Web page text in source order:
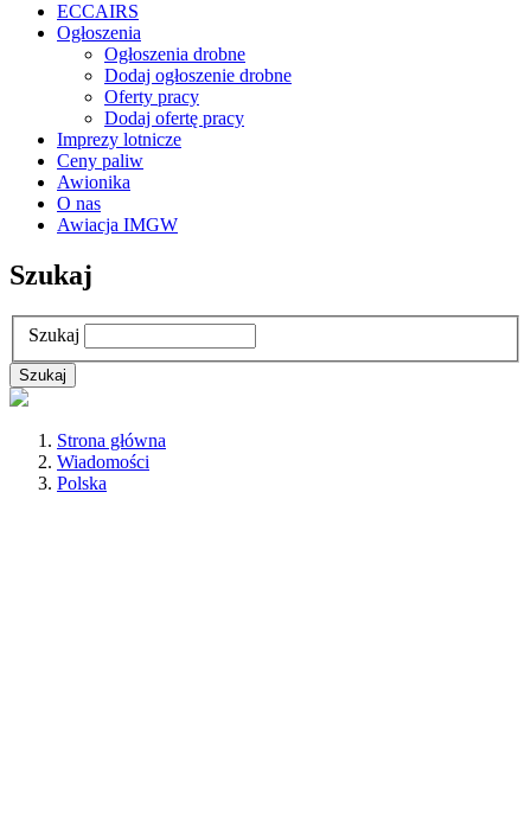
ECCAIRS
Ogłoszenia
Ogłoszenia drobne
Dodaj ogłoszenie drobne
Oferty pracy
Dodaj ofertę pracy
Imprezy lotnicze
Ceny paliw
Awionika
O nas
Awiacja IMGW
Szukaj
Szukaj
Strona główna
Wiadomości
Polska